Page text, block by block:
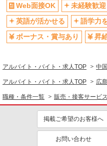
Web面接OK
未経験歓迎
英語が活かせる
語学力
ボーナス・賞与あり
昇
アルバイト・バイト・求人TOP 中
アルバイト・バイト・求人TOP 広
職種・条件一覧 販売・接客サービス
掲載ご希望のお客様へ
お問い合わせ